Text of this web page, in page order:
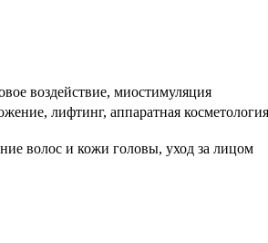
воздействие, миостимуляция
лифтинг, аппаратная
волос и кожи головы, уход за лицом